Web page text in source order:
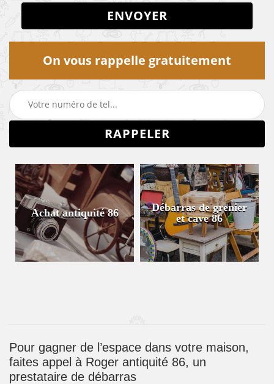
On vous rappelle gratuitement
Achat antiquité 86
Débarras de grenier
et cave 86
Pour gagner de l’espace dans votre maison,
faites appel à Roger antiquité 86, un
prestataire de débarras